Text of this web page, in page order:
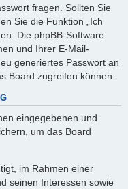
fragen. Sollten Sie
Sie die Funktion „Ich
Die phpBB-Software
und Ihrer E-Mail-
generiertes Passwort an
Board zugreifen können.
eingegebenen und
um das Board
im Rahmen einer
seinen Interessen sowie